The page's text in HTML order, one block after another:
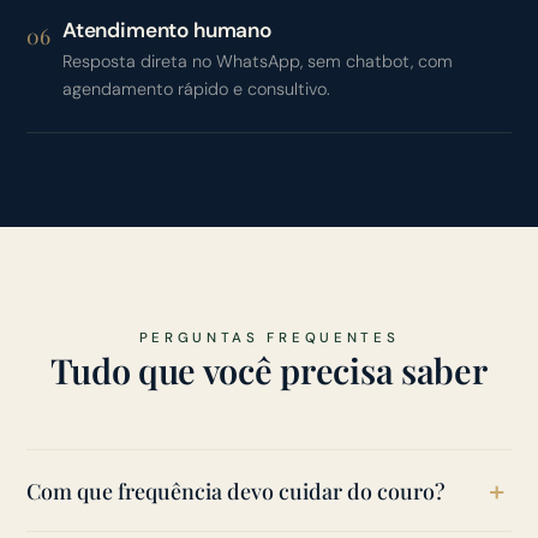
06 Atendimento humano
Resposta direta no WhatsApp, sem chatbot, com
agendamento rápido e consultivo.
PERGUNTAS FREQUENTES
Tudo que você precisa saber
Com que frequência devo cuidar do couro?